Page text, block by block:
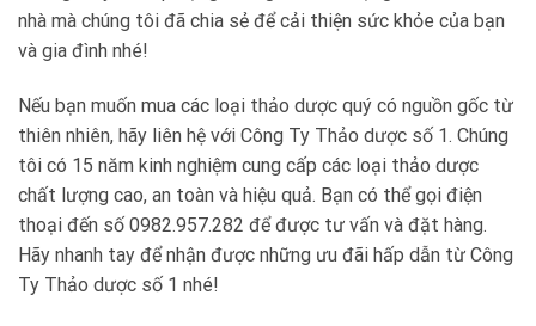
nhà mà chúng tôi đã chia sẻ để cải thiện sức khỏe của bạn
và gia đình nhé!
Nếu bạn muốn mua các loại thảo dược quý có nguồn gốc từ
thiên nhiên, hãy liên hệ với Công Ty Thảo dược số 1. Chúng
tôi có 15 năm kinh nghiệm cung cấp các loại thảo dược
chất lượng cao, an toàn và hiệu quả. Bạn có thể gọi điện
thoại đến số 0982.957.282 để được tư vấn và đặt hàng.
Hãy nhanh tay để nhận được những ưu đãi hấp dẫn từ Công
Ty Thảo dược số 1 nhé!